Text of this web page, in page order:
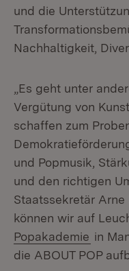
und die
Nachhaltigkeit,
„Es geht unter
Vergütung von
schaffen zum
und Popmusik,
und den richtigen
Staatssekretär Arne
können wir auf
Popakademie in
die ABOUT POP